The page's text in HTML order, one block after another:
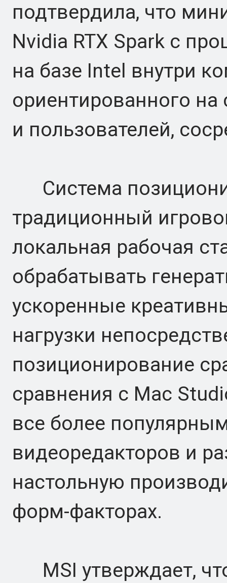
подтвердила, что
Nvidia RTX Spark с
на базе Intel внутри
ориентированного на
и пользователей,
Система
традиционный
локальная рабочая
обрабатывать
ускоренные
нагрузки
позиционирование
сравнения с Mac
все более
видеоредакторов и
настольную
форм-факторах.
MSI утверждает,